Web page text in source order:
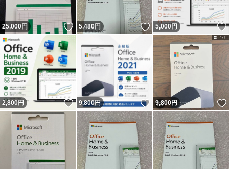
25,000円 いいね！
5,480円 いいね！
5,000円
2,800円 いいね！
9,800円 いいね！
9,800円